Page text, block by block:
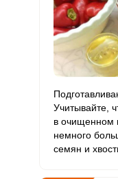
Витамин
В9
356.9
Витамин
0
Витамин
С
2756
Витамин
D
Учитывайте,
в очищенном
немного
семян и